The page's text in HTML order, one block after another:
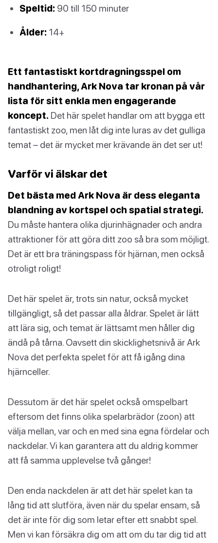
Speltid: 90 till 150 minuter
Ålder: 14+
Ett fantastiskt kortdragningsspel om
handhantering, Ark Nova tar kronan på vår
lista för sitt enkla men engagerande
koncept. Det här spelet handlar om att bygga ett
fantastiskt zoo, men låt dig inte luras av det gulliga
temat – det är mycket mer krävande än det ser ut!
Varför vi älskar det
Det bästa med Ark Nova är dess eleganta
blandning av kortspel och spatial strategi.
Du måste hantera olika djurinhägnader och andra
attraktioner för att göra ditt zoo så bra som möjligt.
Det är ett bra träningspass för hjärnan, men också
otroligt roligt!
Det här spelet är, trots sin natur, också mycket
tillgängligt, så det passar alla åldrar. Spelet är lätt
att lära sig, och temat är lättsamt men håller dig
ändå på tårna. Oavsett din skicklighetsnivå är Ark
Nova det perfekta spelet för att få igång dina
hjärnceller.
Dessutom är det här spelet också omspelbart
eftersom det finns olika spelarbrädor (zoon) att
välja mellan, var och en med sina egna fördelar och
nackdelar. Vi kan garantera att du aldrig kommer
att få samma upplevelse två gånger!
Den enda nackdelen är att det här spelet kan ta
lång tid att slutföra, även när du spelar ensam, så
det är inte för dig som letar efter ett snabbt spel.
Men vi kan försäkra dig om att om du tar dig tid att